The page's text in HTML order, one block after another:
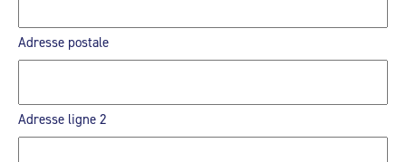
Adresse postale
Adresse ligne 2